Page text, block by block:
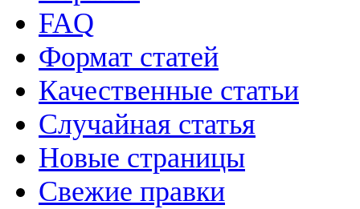
FAQ
Формат статей
Качественные статьи
Случайная статья
Новые страницы
Свежие правки